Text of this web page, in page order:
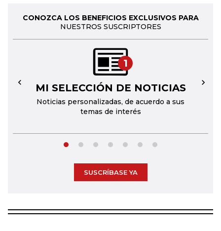
CONOZCA LOS BENEFICIOS EXCLUSIVOS PARA
NUESTROS SUSCRIPTORES
1
MI SELECCIÓN DE NOTICIAS
Noticias personalizadas, de acuerdo a sus
temas de interés
← →
SUSCRÍBASE YA